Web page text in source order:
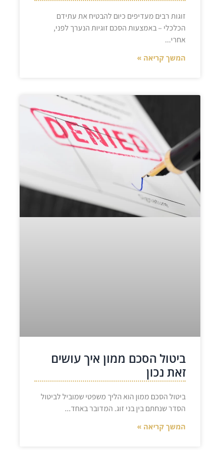
זוגות רבים מעדיפים כיום להבטיח את עתידם
הכלכלי – באמצעות הסכם זוגיות הנערך לפני,
אחרי
המשך קריאה »
ביטול הסכם ממון איך עושים
זאת נכון
ביטול הסכם ממון הוא הליך משפטי שמוביל לביטול
הסדר שנחתם בין בני זוג. המדובר באחד
המשך קריאה »